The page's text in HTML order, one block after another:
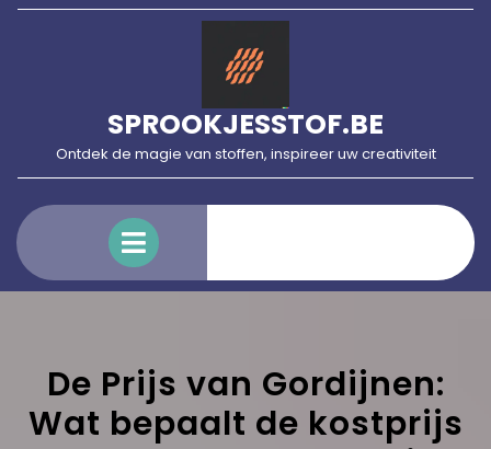
Skip
SPROOKJESSTOF.BE
Ontdek de magie van stoffen, inspireer uw creativiteit
Menu
De Prijs van Gordijnen:
Wat bepaalt de kostprijs